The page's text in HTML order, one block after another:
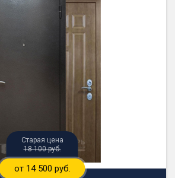
18 100 руб.
от 14 500 руб.